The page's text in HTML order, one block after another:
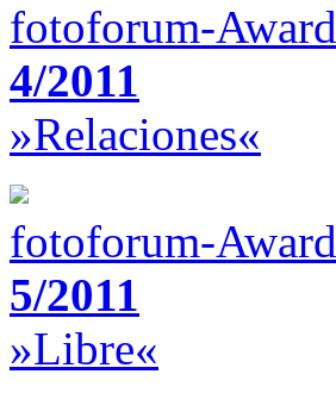
fotoforum-Award
4/2011
»Relaciones«
fotoforum-Award
5/2011
»Libre«